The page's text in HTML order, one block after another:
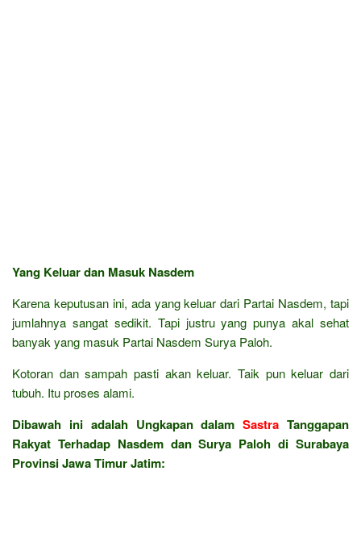
Yang Keluar dan Masuk Nasdem
Karena keputusan ini, ada yang keluar dari Partai Nasdem, tapi
jumlahnya sangat sedikit. Tapi justru yang punya akal sehat
banyak yang masuk Partai Nasdem Surya Paloh.
Kotoran dan sampah pasti akan keluar. Taik pun keluar dari
tubuh. Itu proses alami.
Dibawah ini adalah Ungkapan dalamSastra Tanggapan
Rakyat Terhadap Nasdem dan Surya Paloh di Surabaya
Provinsi Jawa Timur Jatim: